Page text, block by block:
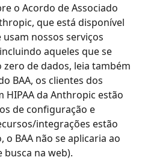
o Acordo de Associado
que está disponível
nossos serviços
aqueles que se
de dados, leia também
BAA, os clientes dos
HIPAA da Anthropic estão
de configuração e
integrações estão
BAA não se aplicaria ao
na web).